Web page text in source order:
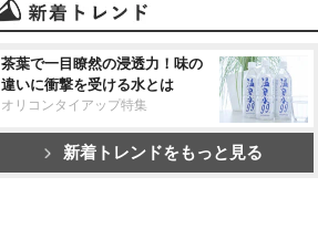
茶葉で一目瞭然の浸透力！味の
違いに衝撃を受ける水とは
オリコンタイアップ特集
新着トレンドをもっと見る